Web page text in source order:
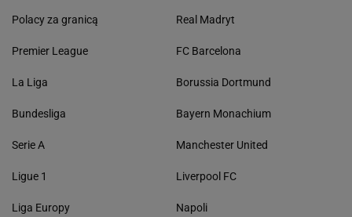
Polacy za granicą
Premier League
La Liga
Bundesliga
Serie A
Ligue 1
Liga Europy
Real Madryt
FC Barcelona
Borussia Dortmund
Bayern Monachium
Manchester United
Liverpool FC
Napoli